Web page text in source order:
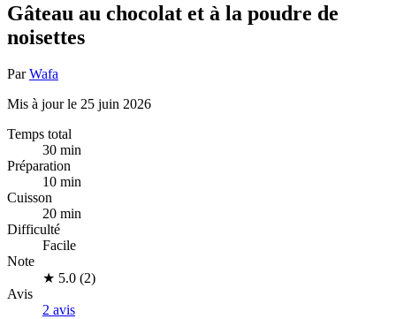
Gâteau au chocolat et à la poudre de
noisettes
ParWafa
Mis à jour le 25 juin 2026
Temps total
30 min
Préparation
10 min
Cuisson
20 min
Difficulté
Facile
Note
★ 5.0 (2)
Avis
2 avis